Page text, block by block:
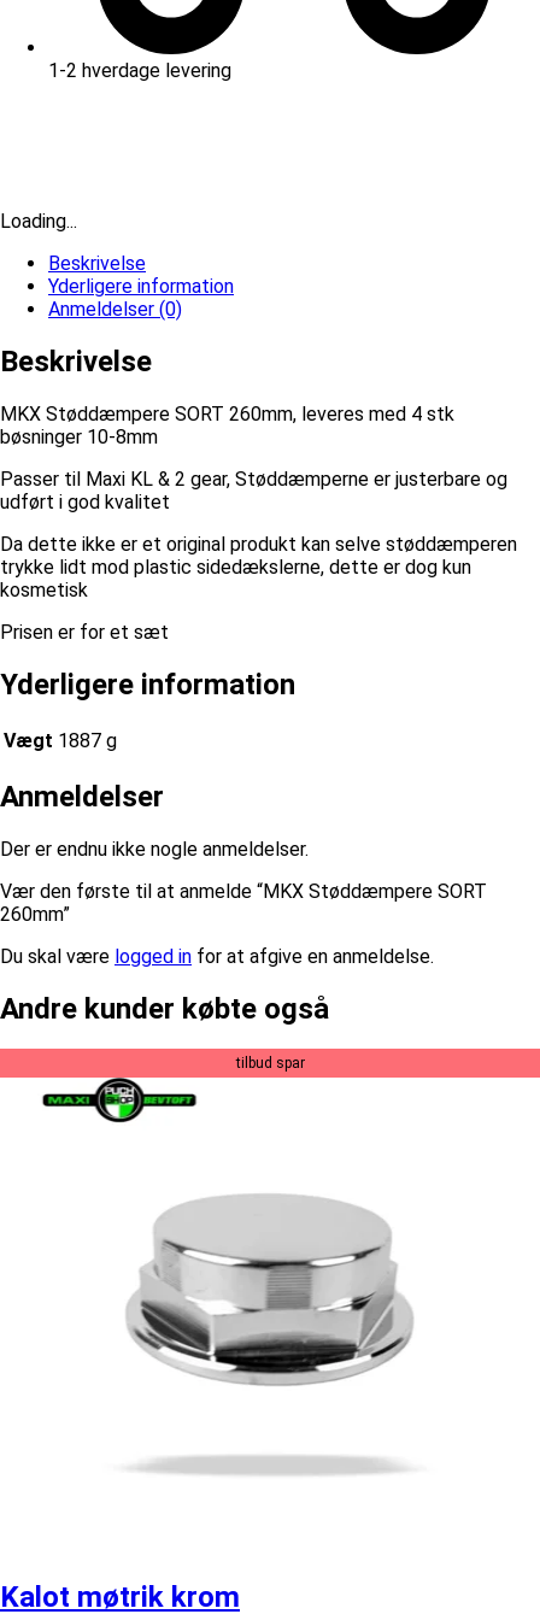
1-2 hverdage levering
Loading...
Beskrivelse
Yderligere information
Anmeldelser (0)
Beskrivelse
MKX Støddæmpere SORT 260mm, leveres med 4 stk
bøsninger 10-8mm
Passer til Maxi KL & 2 gear, Støddæmperne er justerbare og
udført i god kvalitet
Da dette ikke er et original produkt kan selve støddæmperen
trykke lidt mod plastic sidedækslerne, dette er dog kun
kosmetisk
Prisen er for et sæt
Yderligere information
Vægt 1887 g
Anmeldelser
Der er endnu ikke nogle anmeldelser.
Vær den første til at anmelde “MKX Støddæmpere SORT
260mm”
Du skal være logged in for at afgive en anmeldelse.
Andre kunder købte også
tilbud spar
Kalot møtrik krom